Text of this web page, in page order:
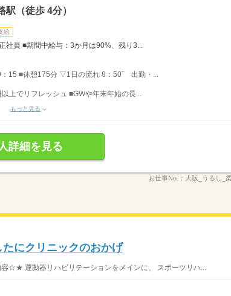
（徒歩 4分）
給
社員 ■期間中給与：3か月は90%、残り3...
15 ■休憩175分 ▽1日の流れ 8：50‾ 出勤・...
上でリフレッシュ ■GWや年末年始の長...
もっと見る
詳細を見る
お仕事No.： 大阪_うるし_
にクリニックのおかげ
☆★ 運動器リハビリテーションをメインに、 スポーツリハ...